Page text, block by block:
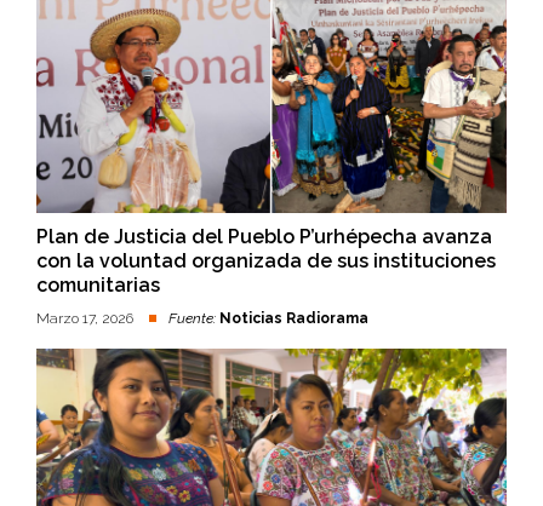
Plan de Justicia del Pueblo P’urhépecha avanza
con la voluntad organizada de sus instituciones
comunitarias
Marzo 17, 2026 Fuente: Noticias Radiorama